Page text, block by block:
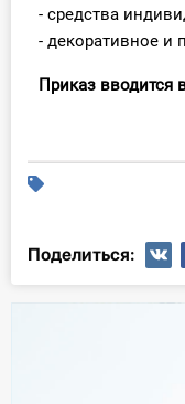
- средства
- декоративное и
Приказ вводится
Поделиться: